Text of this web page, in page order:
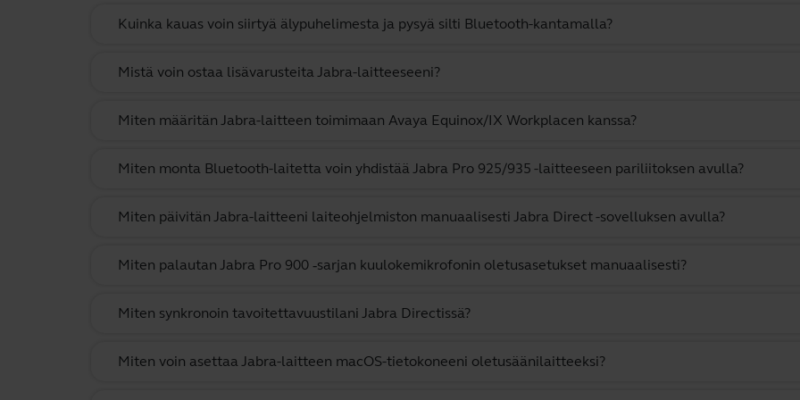
Kuinka kauas voin siirtyä älypuhelimesta ja pysyä silti Bluetooth-kantamalla?
Mistä voin ostaa lisävarusteita Jabra-laitteeseeni?
Miten määritän Jabra-laitteen toimimaan Avaya Equinox/IX Workplacen kanssa?
Miten monta Bluetooth-laitetta voin yhdistää Jabra Pro 925/935 -laitteeseen pariliitoksen avulla?
Miten päivitän Jabra-laitteeni laiteohjelmiston manuaalisesti Jabra Direct -sovelluksen avulla?
Miten palautan Jabra Pro 900 ‑sarjan kuulokemikrofonin oletusasetukset manuaalisesti?
Miten synkronoin tavoitettavuustilani Jabra Directissä?
Miten voin asettaa Jabra-laitteen macOS-tietokoneeni oletusäänilaitteeksi?